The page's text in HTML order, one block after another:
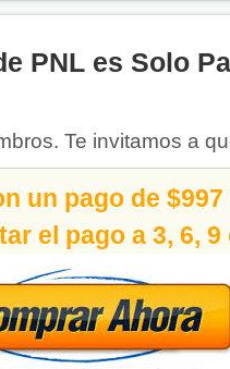
PNL es Solo
Te invitamos a
un pago de
el pago a 3, 6, 9